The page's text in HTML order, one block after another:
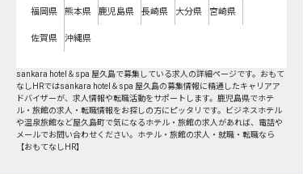
福岡県 熊本県 鹿児島県 長崎県 大分県 宮崎県
佐賀県 沖縄県
sankara hotel＆spa 屋久島で募集している求人の詳細ページです。おもて
なしHRではsankara hotel＆spa 屋久島の募集情報に精通したキャリアア
ドバイザーが、求人情報や転職活動をサポートします。鹿児島県でホテ
ル・旅館の求人・転職情報をお探しの方にピッタリです。ビジネスホテル
や温泉旅館など屋久島町で気になるホテル・旅館の求人があれば、電話や
メールでお問い合わせください。ホテル・旅館の求人・就職・転職なら
【おもてなしHR】